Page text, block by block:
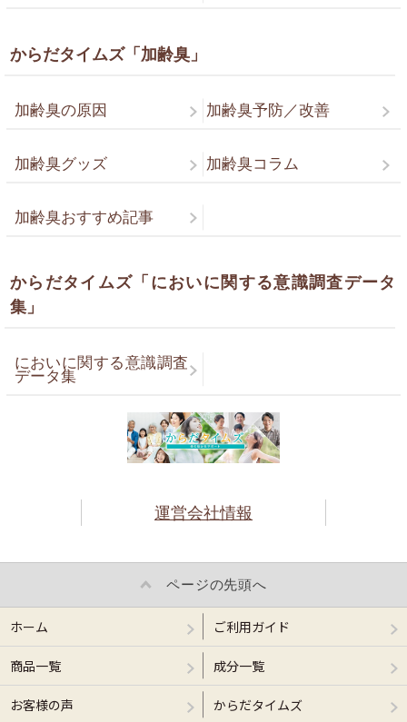
からだタイムズ「加齢臭」
加齢臭の原因 加齢臭予防／改善
加齢臭グッズ 加齢臭コラム
加齢臭おすすめ記事
からだタイムズ「においに関する意識調査データ
集」
においに関する意識調査
データ集
運営会社情報
ページの先頭へ
ホーム ご利用ガイド
商品一覧 成分一覧
お客様の声 からだタイムズ